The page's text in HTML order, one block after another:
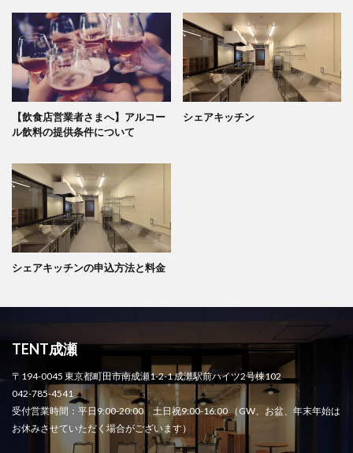
【飲食店営業者さまへ】アルコー
ル飲料の提供条件について
シェアキッチン
シェアキッチンの申込方法と料金
TENT成瀬
〒194-0045 東京都町田市南成瀬1-2-1 成瀬駅前ハイツ2号棟102
042-785-4541
受付営業時間：平日9:00-20:00 土日祝9:00-16:00 （GW、お盆、年末年始は
お休みさせていただく場合がございます）